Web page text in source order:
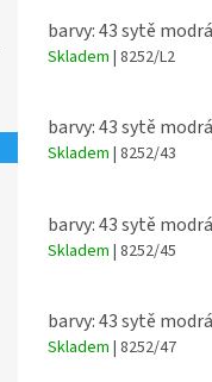
barvy: 43 sytě
Skladem | 8252/L2
barvy: 43 sytě
Skladem | 8252/43
barvy: 43 sytě
Skladem | 8252/45
barvy: 43 sytě
Skladem | 8252/47